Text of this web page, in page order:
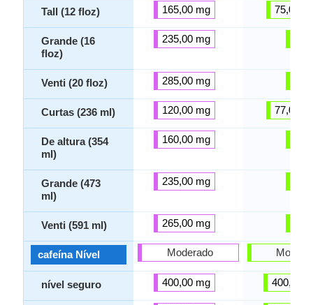
Tall (12 floz)
Grande (16
floz)
Venti (20 floz)
Curtas (236 ml)
De altura (354
ml)
Grande (473
ml)
Venti (591 ml)
cafeína Nível
nível seguro
165,00 mg
235,00 mg
285,00 mg
120,00 mg
160,00 mg
235,00 mg
265,00 mg
Moderado
400,00 mg
75,00
77,00
400,00